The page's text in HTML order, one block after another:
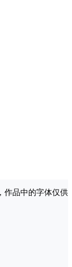
作品中的字体仅供